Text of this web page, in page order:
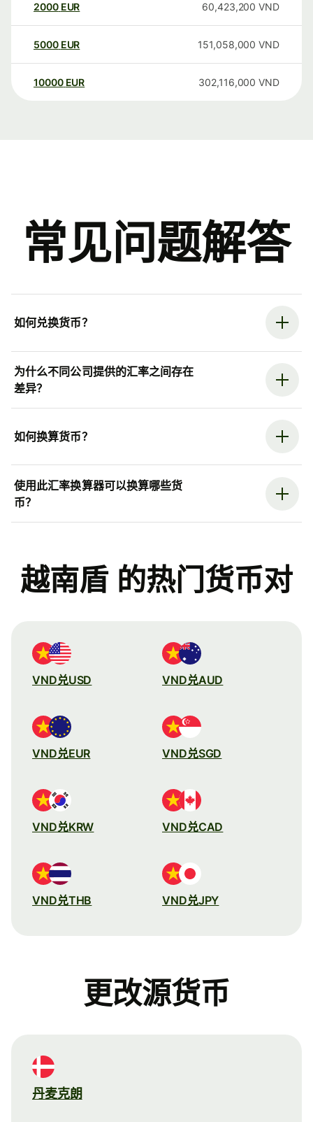
2000 EUR 60,423,200 VND
5000 EUR 151,058,000 VND
10000 EUR 302,116,000 VND
常见问题解答
如何兑换货币？
为什么不同公司提供的汇率之间存在
差异？
如何换算货币？
使用此汇率换算器可以换算哪些货
币？
越南盾 的热门货币对
VND兑USD VND兑AUD
VND兑EUR VND兑SGD
VND兑KRW VND兑CAD
VND兑THB VND兑JPY
更改源货币
丹麦克朗